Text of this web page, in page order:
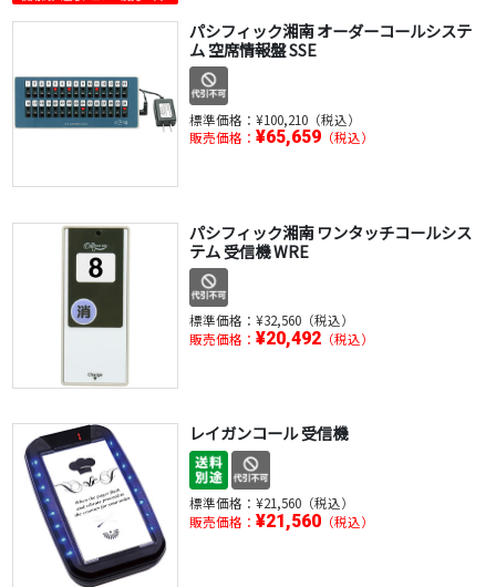
パシフィック湘南 オーダーコールシステ
ム 空席情報盤 SSE
標準価格： ¥100,210（税込）
販売価格： ¥65,659（税込）
パシフィック湘南 ワンタッチコールシス
テム 受信機 WRE
標準価格： ¥32,560（税込）
販売価格： ¥20,492（税込）
レイガンコール 受信機
標準価格： ¥21,560（税込）
販売価格： ¥21,560（税込）